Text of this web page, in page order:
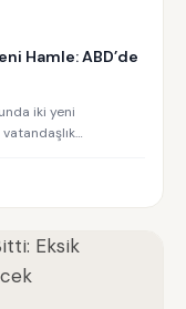
Hamle: ABD’de
iki yeni